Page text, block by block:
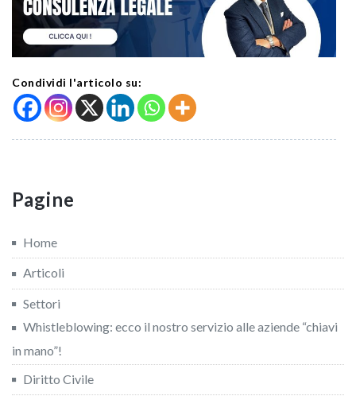
Condividi l'articolo su:
Pagine
Home
Articoli
Settori
Whistleblowing: ecco il nostro servizio alle aziende “chiavi
in mano”!
Diritto Civile